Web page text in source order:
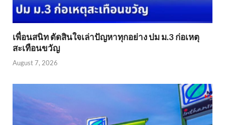
เพื่อนสนิท ตัดสินใจเล่าปัญหาทุกอย่าง ปม ม.3 ก่อเหตุ
สะเทือนขวัญ
August 7, 2026